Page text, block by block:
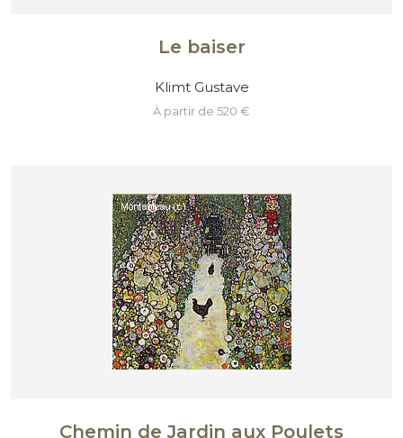
Le baiser
Klimt Gustave
à partir de 520 €
Chemin de Jardin aux Poulets